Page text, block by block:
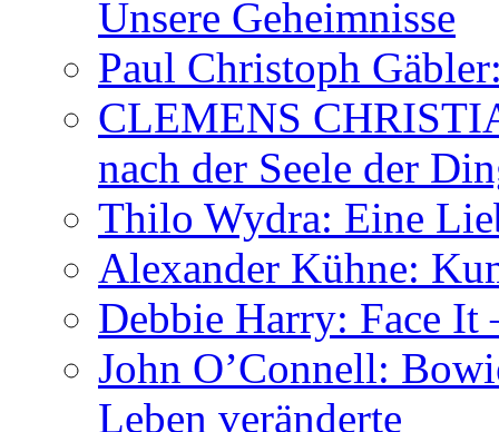
Unsere Geheimnisse
Paul Christoph
CLEMENS
nach der Seele der
Thilo Wydra: Eine
Alexander Kühne:
Debbie Harry: Face
John O’Connell:
Leben veränderte